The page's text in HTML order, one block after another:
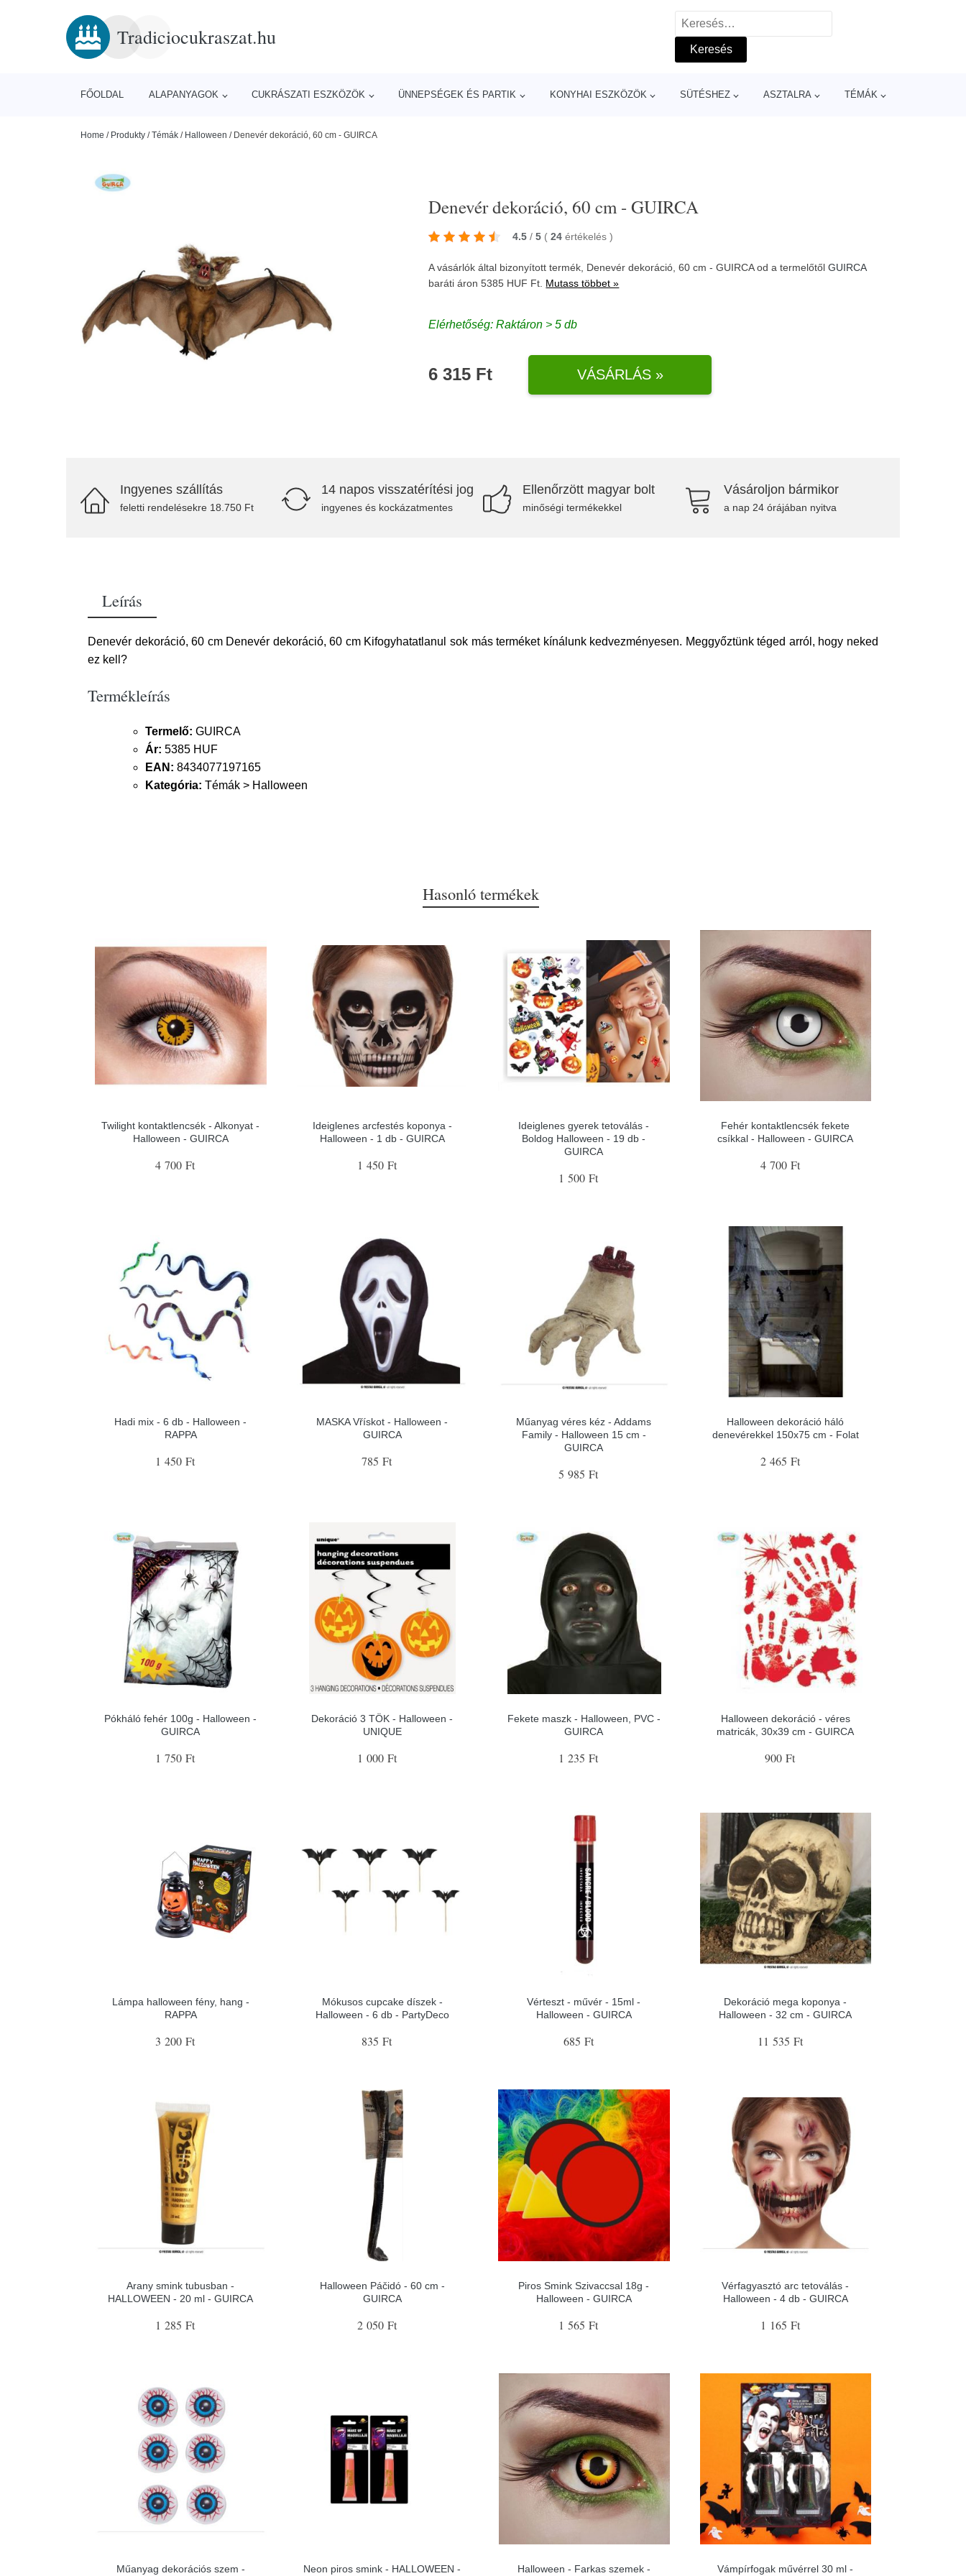
Tradiciocukraszat.hu
Keresés:
FŐOLDAL ALAPANYAGOK CUKRÁSZATI ESZKÖZÖK ÜNNEPSÉGEK ÉS PARTIK KONYHAI ESZKÖZÖK SÜTÉSHEZ ASZTALRA TÉMÁK
Home / Produkty /Témák / Halloween / Denevér dekoráció, 60 cm - GUIRCA
Denevér dekoráció, 60 cm - GUIRCA
4.5 / 5 ( 24 értékelés)
A vásárlók által bizonyított termék, Denevér dekoráció, 60 cm - GUIRCA od a termelőtőlGUIRCA
baráti áron 5385 HUF Ft. Mutass többet »
Elérhetőség: Raktáron > 5 db
6 315 Ft VÁSÁRLÁS »
Ingyenes szállítás
feletti rendelésekre 18.750 Ft
14 napos visszatérítési jog
ingyenes és kockázatmentes
Ellenőrzött magyar bolt
minőségi termékekkel
Vásároljon bármikor
a nap 24 órájában nyitva
Leírás
Denevér dekoráció, 60 cm Denevér dekoráció, 60 cm Kifogyhatatlanul sok más terméket kínálunk kedvezményesen. Meggyőztünk téged arról, hogy neked
ez kell?
Termékleírás
Termelő: GUIRCA
Ár: 5385 HUF
EAN: 8434077197165
Kategória: Témák > Halloween
Hasonló termékek
Twilight kontaktlencsék - Alkonyat -
Halloween - GUIRCA
4 700 Ft
Ideiglenes arcfestés koponya -
Halloween - 1 db - GUIRCA
1 450 Ft
Ideiglenes gyerek tetoválás -
Boldog Halloween - 19 db -
GUIRCA
1 500 Ft
Fehér kontaktlencsék fekete
csíkkal - Halloween - GUIRCA
4 700 Ft
Hadi mix - 6 db - Halloween -
RAPPA
1 450 Ft
MASKA Vřískot - Halloween -
GUIRCA
785 Ft
Műanyag véres kéz - Addams
Family - Halloween 15 cm -
GUIRCA
5 985 Ft
Halloween dekoráció háló
denevérekkel 150x75 cm - Folat
2 465 Ft
Pókháló fehér 100g - Halloween -
GUIRCA
1 750 Ft
Dekoráció 3 TÖK - Halloween -
UNIQUE
1 000 Ft
Fekete maszk - Halloween, PVC -
GUIRCA
1 235 Ft
Halloween dekoráció - véres
matricák, 30x39 cm - GUIRCA
900 Ft
Lámpa halloween fény, hang -
RAPPA
3 200 Ft
Mókusos cupcake díszek -
Halloween - 6 db - PartyDeco
835 Ft
Vérteszt - művér - 15ml -
Halloween - GUIRCA
685 Ft
Dekoráció mega koponya -
Halloween - 32 cm - GUIRCA
11 535 Ft
Arany smink tubusban -
HALLOWEEN - 20 ml - GUIRCA
1 285 Ft
Halloween Páčidó - 60 cm -
GUIRCA
2 050 Ft
Piros Smink Szivaccsal 18g -
Halloween - GUIRCA
1 565 Ft
Vérfagyasztó arc tetoválás -
Halloween - 4 db - GUIRCA
1 165 Ft
Műanyag dekorációs szem - Neon piros smink - HALLOWEEN - Halloween - Farkas szemek - Vámpírfogak művérrel 30 ml -